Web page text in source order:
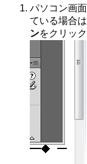
パソコン画
ている場合
ンをクリッ